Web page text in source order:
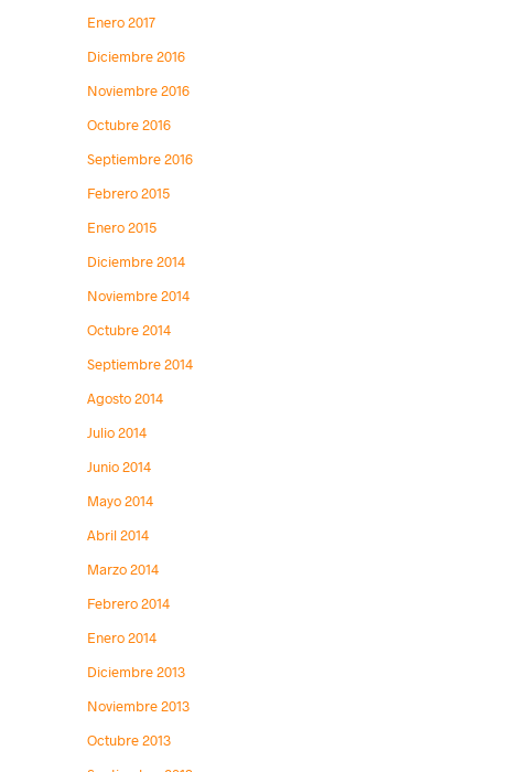
Enero 2017
Diciembre 2016
Noviembre 2016
Octubre 2016
Septiembre 2016
Febrero 2015
Enero 2015
Diciembre 2014
Noviembre 2014
Octubre 2014
Septiembre 2014
Agosto 2014
Julio 2014
Junio 2014
Mayo 2014
Abril 2014
Marzo 2014
Febrero 2014
Enero 2014
Diciembre 2013
Noviembre 2013
Octubre 2013